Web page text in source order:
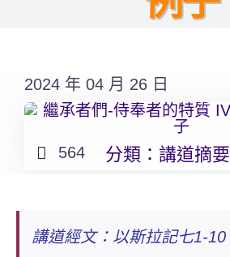
for:
2024 年 04 月 26 日
564 分類：講道摘要
講道經文：以斯拉記七1-10